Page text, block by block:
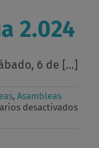
2.024
6 de [...]
, Asambleas
desactivadosen